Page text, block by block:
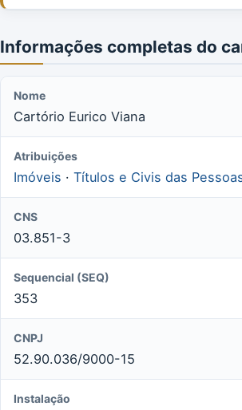
Informações completas do
Nome
Cartório Eurico Viana
Atribuições
Imóveis · Títulos e Civis das
CNS
03.851-3
Sequencial (SEQ)
353
CNPJ
52.90.036/9000-15
Instalação